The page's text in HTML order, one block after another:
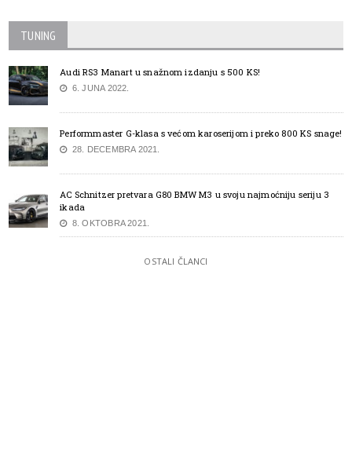
TUNING
Audi RS3 Manart u snažnom izdanju s 500 KS!
6. JUNA 2022.
Performmaster G-klasa s većom karoserijom i preko 800 KS snage!
28. DECEMBRA 2021.
AC Schnitzer pretvara G80 BMW M3 u svoju najmoćniju seriju 3
ikada
8. OKTOBRA 2021.
OSTALI ČLANCI